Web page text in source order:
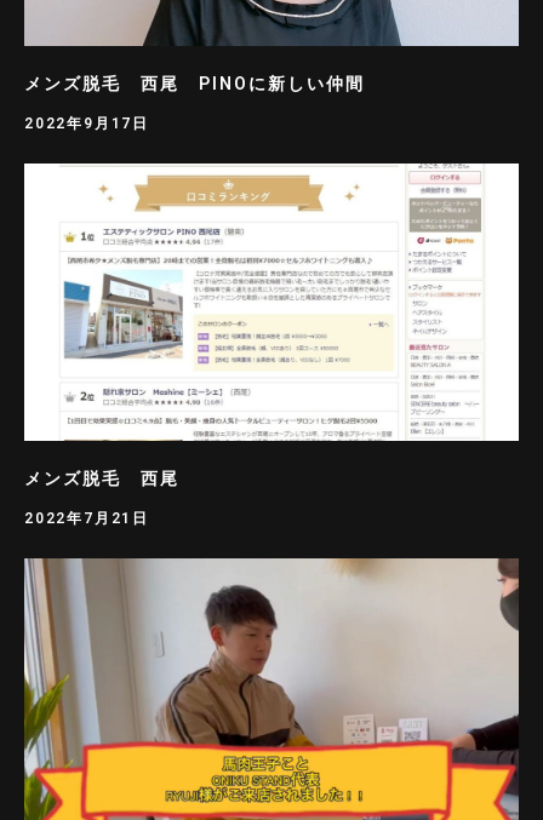
メンズ脱毛 西尾 PINOに新しい仲間
2022年9月17日
メンズ脱毛 西尾
2022年7月21日